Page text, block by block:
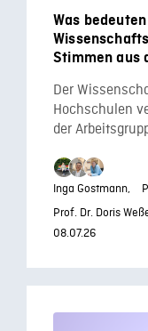
Was
Stimmen aus
Der
Hochschulen
der
Inga Gostmann,
Prof. Dr. Doris
08.07.26